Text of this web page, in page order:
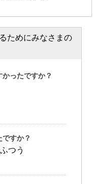
ためにみなさまの
ったですか？
すか？
ふつう